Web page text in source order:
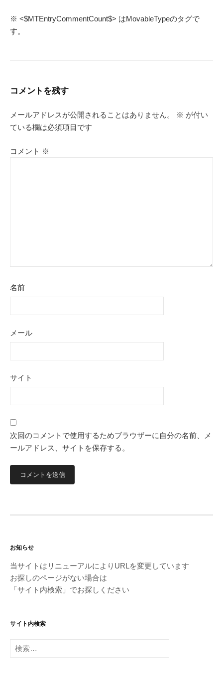
※ <$MTEntryCommentCount$> はMovableTypeのタグで
す。
コメントを残す
メールアドレスが公開されることはありません。 ※ が付い
ている欄は必須項目です
コメント ※
名前
メール
サイト
次回のコメントで使用するためブラウザーに自分の名前、メ
ールアドレス、サイトを保存する。
お知らせ
当サイトはリニューアルによりURLを変更しています
お探しのページがない場合は
「サイト内検索」でお探しください
サイト内検索
検
索: